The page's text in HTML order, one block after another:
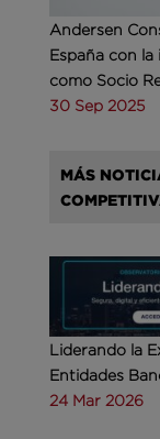
Andersen
España con
como Socio
30 Sep 2025
MÁS
Liderando la
Entidades
24 Mar 2026